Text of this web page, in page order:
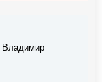
Владимир